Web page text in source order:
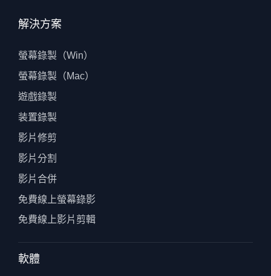
解決方案
螢幕錄製（Win）
螢幕錄製（Mac）
遊戲錄製
装置錄製
影片修剪
影片分割
影片合併
免費線上螢幕錄影
免費線上影片剪輯
軟體